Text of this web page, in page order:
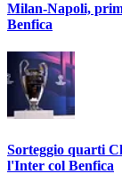
Milan-Napoli,
Benfica
Sorteggio quarti
l'Inter col Benfica